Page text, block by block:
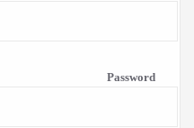
Password